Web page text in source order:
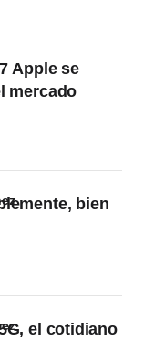
Apple se
mercado
bien
el cotidiano